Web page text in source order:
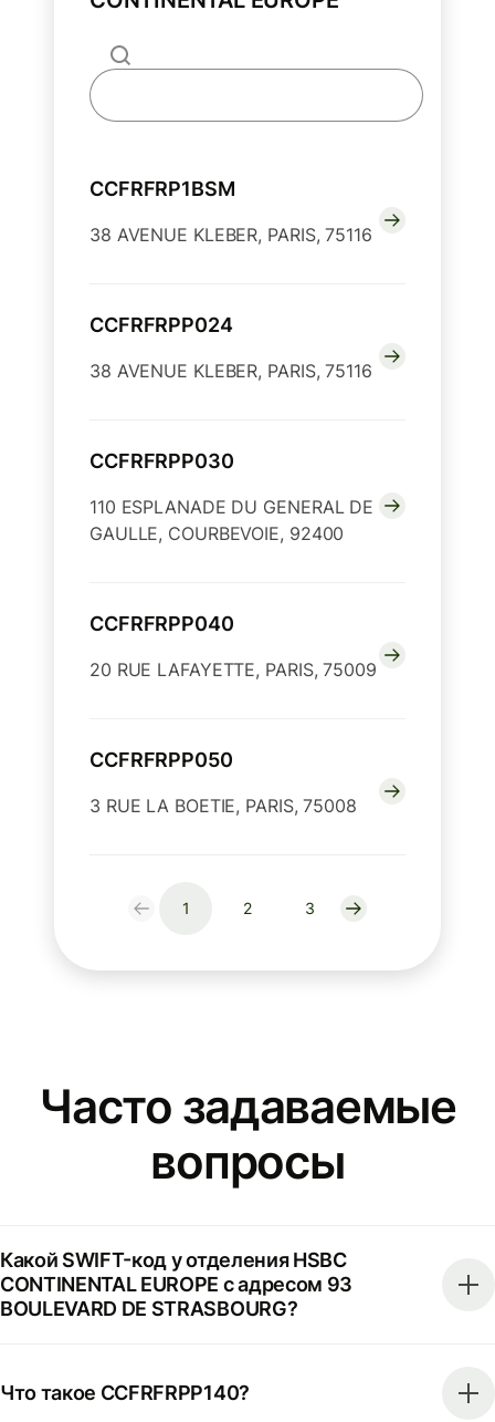
CCFRFRP1BSM
38 AVENUE KLEBER, PARIS, 75116
CCFRFRPP024
38 AVENUE KLEBER, PARIS, 75116
CCFRFRPP030
110 ESPLANADE DU GENERAL DE
GAULLE, COURBEVOIE, 92400
CCFRFRPP040
20 RUE LAFAYETTE, PARIS, 75009
CCFRFRPP050
3 RUE LA BOETIE, PARIS, 75008
1 2 3
Часто задаваемые
вопросы
Какой SWIFT-код у отделения HSBC
CONTINENTAL EUROPE с адресом 93
BOULEVARD DE STRASBOURG?
Что такое CCFRFRPP140?